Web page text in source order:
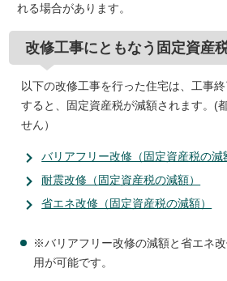
れる場合があります。
改修工事にともなう固定資産
以下の改修工事を行った住宅は、工事
すると、固定資産税が減額されます。(
せん）
バリアフリー改修（固定資産税の減
耐震改修（固定資産税の減額）
省エネ改修（固定資産税の減額）
※バリアフリー改修の減額と省エネ
用が可能です。